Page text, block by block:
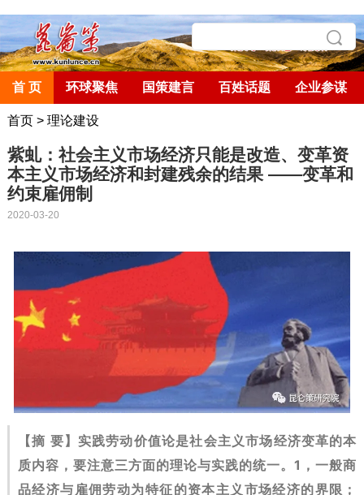
首 页 环球聚焦 国策建言 百姓话题 企业参谋
首页> 理论建设
紫虬：社会主义市场经济只能是改造、变革资
本主义市场经济和封建残余的结果 ——变革和
约束雇佣制
2020-03-20
【摘 要】实践劳动价值论是社会主义市场经济变革的本
质内容，要注意三方面的理论与实践的统一。1，一般商
品经济与雇佣劳动为特征的资本主义市场经济的界限；